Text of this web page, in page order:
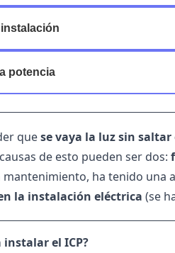
potencia
quese vaya la luz sin saltar
de esto pueden ser dos:
ha tenido una
la instalación eléctrica (se
el ICP?